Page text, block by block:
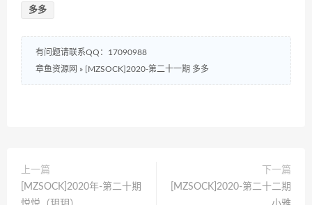
多多
有问题请联系QQ：17090988
章鱼资源网 » [MZSOCK]2020-第二十一期 多多
上一篇
[MZSOCK]2020年-第二十期
下一篇
[MZSOCK]2020-第二十二期